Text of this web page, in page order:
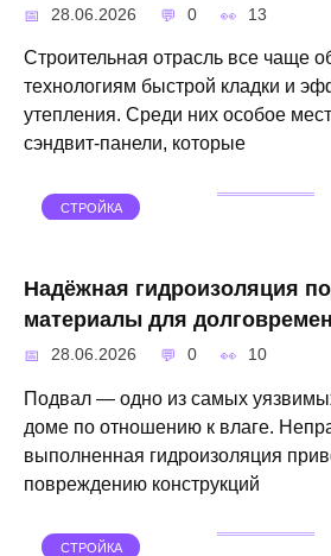
28.06.2026 0 13
Строительная отрасль все чаще
технологиям быстрой кладки и
утепления. Среди них особое
сэндвит-панели, которые
СТРОЙКА
Надёжная гидроизоляция
материалы для
28.06.2026 0 10
Подвал — одно из самых
доме по отношению к влаге.
выполненная гидроизоляция
повреждению конструкций
СТРОЙКА